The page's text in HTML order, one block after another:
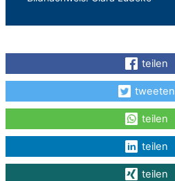
teilen
tweeten
teilen
teilen
teilen